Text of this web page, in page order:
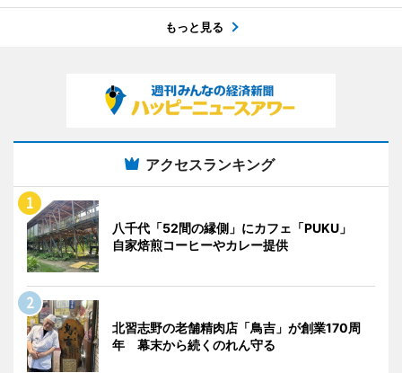
もっと見る
アクセスランキング
八千代「52間の縁側」にカフェ「PUKU」
自家焙煎コーヒーやカレー提供
北習志野の老舗精肉店「鳥吉」が創業170周
年 幕末から続くのれん守る